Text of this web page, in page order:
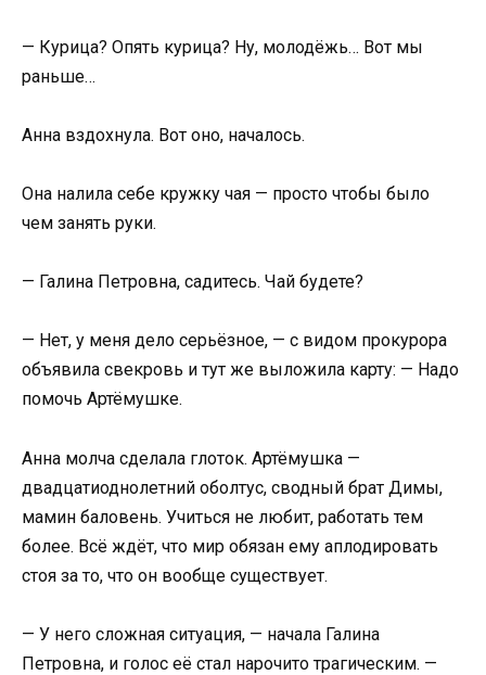
— Курица? Опять курица? Ну, молодёжь… Вот мы
раньше…
Анна вздохнула. Вот оно, началось.
Она налила себе кружку чая — просто чтобы было
чем занять руки.
— Галина Петровна, садитесь. Чай будете?
— Нет, у меня дело серьёзное, — с видом прокурора
объявила свекровь и тут же выложила карту: — Надо
помочь Артёмушке.
Анна молча сделала глоток. Артёмушка —
двадцатиоднолетний оболтус, сводный брат Димы,
мамин баловень. Учиться не любит, работать тем
более. Всё ждёт, что мир обязан ему аплодировать
стоя за то, что он вообще существует.
— У него сложная ситуация, — начала Галина
Петровна, и голос её стал нарочито трагическим. —